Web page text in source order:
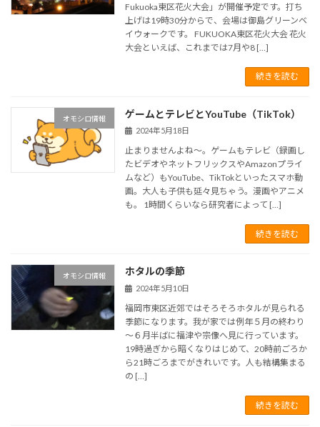
Fukuoka東区花火大会」が開催予定です。打ち
上げは19時30分からで、会場は御島グリーンベ
イウォークです。 FUKUOKA東区花火大会 花火
大会といえば、これまでは7月や8 […]
続きを読む
オモシロ情報 ゲームとテレビとYouTube（TikTok）
2024年5月18日
止まりませんよね～。ゲームもテレビ（録画し
たビデオやネットフリックスやAmazonプライ
ムなど）もYouTube、TikTokといったスマホ動
画。大人も子供も延々見ちゃう。漫画やアニメ
も。 1時間くらいなら研究者によって […]
続きを読む
オモシロ情報 ホタルの季節
2024年5月10日
福岡市東区近郊ではそろそろホタルが見られる
季節になります。我が家では例年５月の終わり
～６月半ばに福津や宗像へ見に行っています。
19時過ぎから暗くなりはじめて、20時前ごろか
ら21時ごろまでがきれいです。人も結構集まる
の […]
続きを読む